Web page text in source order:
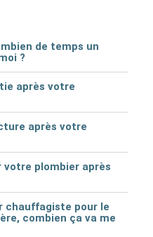
de temps un
?
après votre
après votre
votre plombier après
chauffagiste pour le
combien ça va me